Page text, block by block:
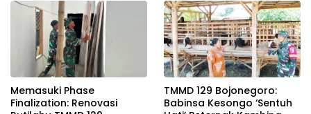
SUTET 500 kV Paiton–
Watudodol/Kalipuro
Memasuki Phase
Finalization: Renovasi
TMMD 129 Bojonegoro:
Babinsa Kesongo ‘Sentuh